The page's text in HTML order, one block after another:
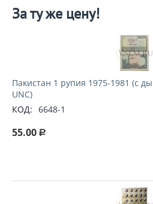
За ту же цену!
Пакистан 1 рупия 1975-1981 (с
UNC)
КОД: 6648-1
55.00 Р